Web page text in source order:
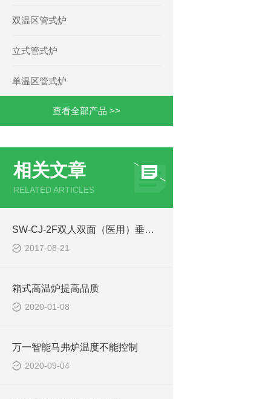
双温区管式炉
立式管式炉
单温区管式炉
查看全部产品 >>
相关文章
RELATED ARTICLES
SW-CJ-2F双人双面（医用）垂直送风超净工作台使用参数
2017-08-21
箱式高温炉提高品质
2020-01-08
万一智能马弗炉温度不能控制
2020-09-04